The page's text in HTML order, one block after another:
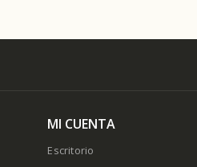
MI CUENTA
Escritorio